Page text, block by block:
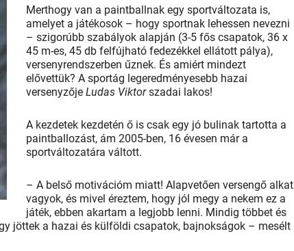
Merthogy van a paintballnak egy sportváltozata is,
amelyet a játékosok – hogy sportnak lehessen nevezni
– szigorúbb szabályok alapján (3-5 fős csapatok, 36 x
45 m-es, 45 db felfújható fedezékkel ellátott pálya),
versenyrendszerben űznek. És amiért mindezt
elővettük? A sportág legeredményesebb hazai
versenyzője Ludas Viktorszadai lakos!
A kezdetek kezdetén ő is csak egy jó bulinak tartotta a
paintballozást, ám 2005-ben, 16 évesen már a
sportváltozatára váltott.
– A belső motivációm miatt! Alapvetően versengő alkat
vagyok, és mivel éreztem, hogy jól megy a nekem ez a
játék, ebben akartam a legjobb lenni. Mindig többet és
jöttek a hazai és külföldi csapatok, bajnokságok – mesélt